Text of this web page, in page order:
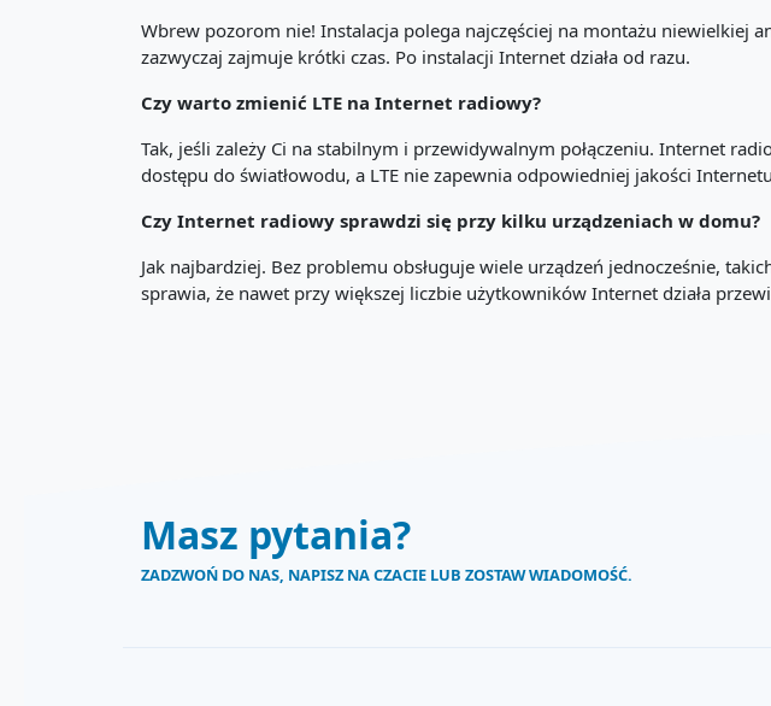
Wbrew pozorom nie! Instalacja polega najczęściej na montażu niewielkiej
zazwyczaj zajmuje krótki czas. Po instalacji Internet działa od razu.
Czy warto zmienić LTE na Internet radiowy?
Tak, jeśli zależy Ci na stabilnym i przewidywalnym połączeniu. Internet
dostępu do światłowodu, a LTE nie zapewnia odpowiedniej jakości
Czy Internet radiowy sprawdzi się przy kilku urządzeniach w domu?
Jak najbardziej. Bez problemu obsługuje wiele urządzeń jednocześnie,
sprawia, że nawet przy większej liczbie użytkowników Internet działa
Masz pytania?
ZADZWOŃ DO NAS, NAPISZ NA CZACIE LUB ZOSTAW WIADOMOŚĆ.